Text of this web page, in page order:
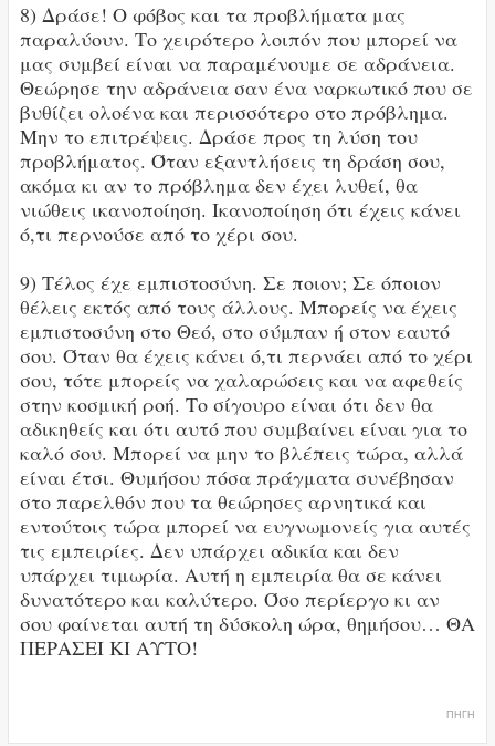
8) Δράσε! Ο φόβος και τα προβλήματα μας
παραλύουν. Το χειρότερο λοιπόν που μπορεί να
μας συμβεί είναι να παραμένουμε σε αδράνεια.
Θεώρησε την αδράνεια σαν ένα ναρκωτικό που σε
βυθίζει ολοένα και περισσότερο στο πρόβλημα.
Μην το επιτρέψεις. Δράσε προς τη λύση του
προβλήματος. Όταν εξαντλήσεις τη δράση σου,
ακόμα κι αν το πρόβλημα δεν έχει λυθεί, θα
νιώθεις ικανοποίηση. Ικανοποίηση ότι έχεις κάνει
ό,τι περνούσε από το χέρι σου.
9) Τέλος έχε εμπιστοσύνη. Σε ποιον; Σε όποιον
θέλεις εκτός από τους άλλους. Μπορείς να έχεις
εμπιστοσύνη στο Θεό, στο σύμπαν ή στον εαυτό
σου. Όταν θα έχεις κάνει ό,τι περνάει από το χέρι
σου, τότε μπορείς να χαλαρώσεις και να αφεθείς
στην κοσμική ροή. Το σίγουρο είναι ότι δεν θα
αδικηθείς και ότι αυτό που συμβαίνει είναι για το
καλό σου. Μπορεί να μην το βλέπεις τώρα, αλλά
είναι έτσι. Θυμήσου πόσα πράγματα συνέβησαν
στο παρελθόν που τα θεώρησες αρνητικά και
εντούτοις τώρα μπορεί να ευγνωμονείς για αυτές
τις εμπειρίες. Δεν υπάρχει αδικία και δεν
υπάρχει τιμωρία. Αυτή η εμπειρία θα σε κάνει
δυνατότερο και καλύτερο. Όσο περίεργο κι αν
σου φαίνεται αυτή τη δύσκολη ώρα, θημήσου… ΘΑ
ΠΕΡΑΣΕΙ ΚΙ ΑΥΤΟ!
ΠΗΓΗ